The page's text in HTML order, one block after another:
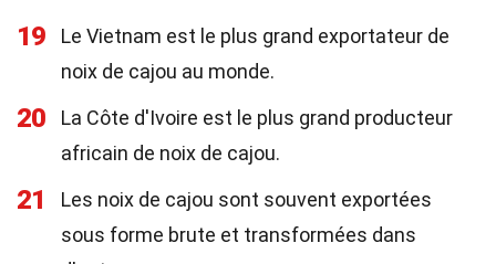
19
Le Vietnam est le plus grand exportateur de
noix de cajou au monde.
20
La Côte d'Ivoire est le plus grand producteur
africain de noix de cajou.
21
Les noix de cajou sont souvent exportées
sous forme brute et transformées dans